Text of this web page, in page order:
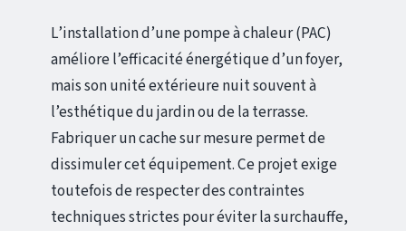
L’installation d’une pompe à chaleur (PAC)
améliore l’efficacité énergétique d’un foyer,
mais son unité extérieure nuit souvent à
l’esthétique du jardin ou de la terrasse.
Fabriquer un cache sur mesure permet de
dissimuler cet équipement. Ce projet exige
toutefois de respecter des contraintes
techniques strictes pour éviter la surchauffe,